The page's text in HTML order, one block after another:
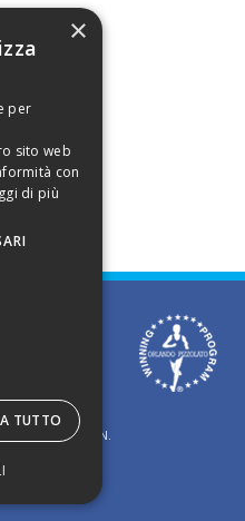
privato.
forma le
previa
- Iscrizione N.
×
per
sito web
con
di più
TUTTO